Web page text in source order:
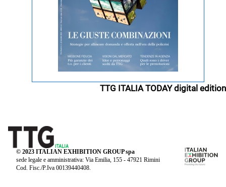
TTG ITALIA TODAY digital edition
© 2023 ITALIAN EXHIBITION GROUP spa
sede legale e amministrativa: Via Emilia, 155 - 47921 Rimini
Cod. Fisc./P.Iva 00139440408.